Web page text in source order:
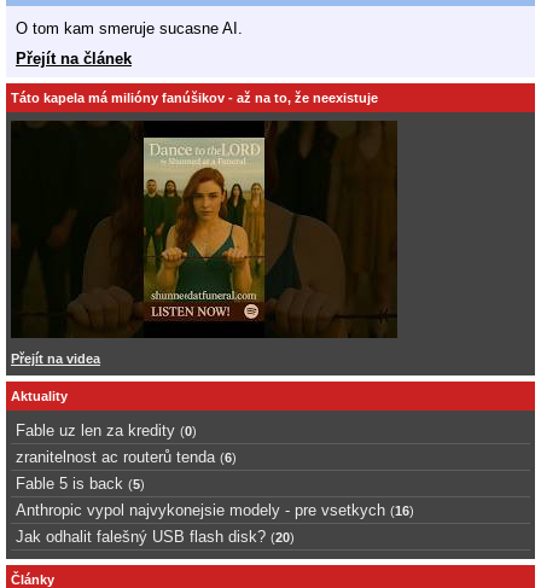
O tom kam smeruje sucasne AI.
Přejít na článek
Táto kapela má milióny fanúšikov - až na to, že neexistuje
Přejít na videa
Aktuality
Fable uz len za kredity (0)
zranitelnost ac routerů tenda (6)
Fable 5 is back (5)
Anthropic vypol najvykonejsie modely - pre vsetkych (16)
Jak odhalit falešný USB flash disk? (20)
Články